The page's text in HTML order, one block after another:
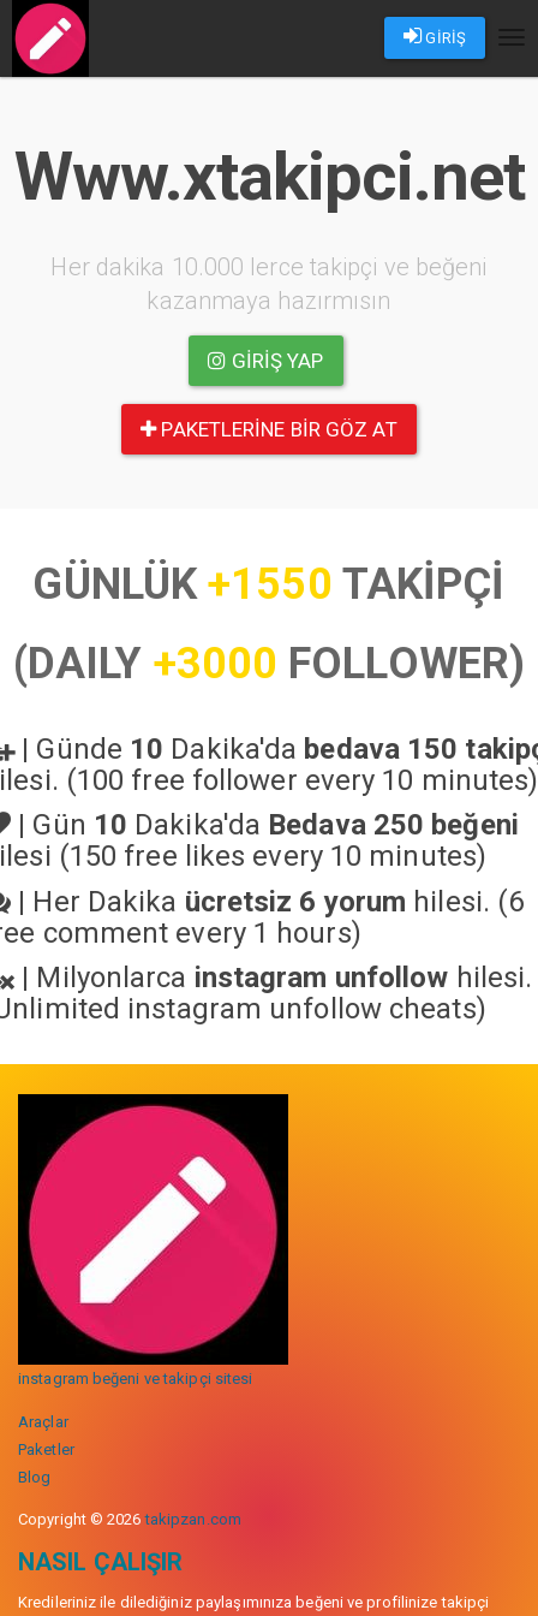
GİRİŞ
Www.xtakipci.net
Her dakika 10.000 lerce takipçi ve beğeni
kazanmaya hazırmısın
GIRIŞ YAP
PAKETLERINE BIR GÖZ AT
GÜNLÜK+1550 TAKİPÇİ
(DAILY +3000 FOLLOWER)
| Günde 10 Dakika'da bedava 150
(100 free follower every 10 minutes)
| Gün 10 Dakika'da Bedava 250 beğeni
(150 free likes every 10 minutes)
| Her Dakika ücretsiz 6 yorum hilesi. (6
comment every 1 hours)
| Milyonlarca instagram unfollow hilesi.
instagram unfollow cheats)
instagram beğeni ve takipçi sitesi
Araçlar
Paketler
Blog
Copyright © 2026takipzan.com
NASIL ÇALIŞIR
Kredileriniz ile dilediğiniz paylaşımınıza beğeni ve profilinize takipçi